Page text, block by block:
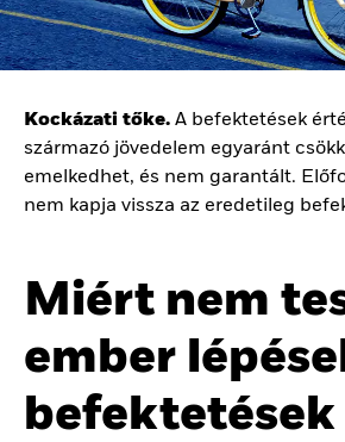
Kockázati tőke. A befektetések
származó jövedelem egyaránt
emelkedhet, és nem garantált.
nem kapja vissza az eredetileg
Miért nem
ember
befektetések